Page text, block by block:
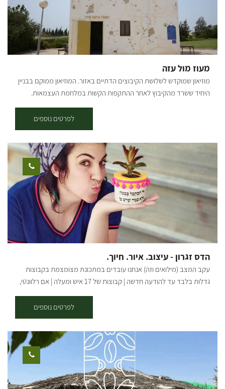
ושעות פתיחה - א'-ו'. נדרשת הרשמה מראש.[gallery
ids="29775,29777,29779,29781,29785,29787"]
מעוז מול עזה
מוזיאון שמוקדש לשלושת הקיבוצים הדתיים באזור. המוזיאון ממוקם בבניין
היחיד ששרד מהקיבוץ לאחר ההתקפות הקשות במלחמת העצמאות.
העצמאות: בארות יצחק, כפר דרום וסעד. בית הביטחון הישן של קבוץ סעד,
שופץ, ומשמש כיום כאתר פעיל, המספר את סיפור המאבק על האזור,
מלפני קום המדינה, ועד לאירועי מלחמת חרבות ברזל. בחצר האתר
מצויים שרידי סככת ההתכנסות, שנהרסה במלחמה, וכן דגם מוקטן של
הקיבוץ לפני המלחמה. בקומת הקרקע המונגשת, מוצג סרטון המספר על
הקמת הישוב, מפי הותיקים. בגג המבנה תצפית על האזור ורצועת עזה.
מכאן מובנים יותר, סיפורם של הישובים וארועי המלחמה. ההגעה לאתר
דרך כביש הגישה לכפר עזה ופניה שמאלה, דרומה, בכביש שדות עד לחנית
האתר. הביקור באתר בתשלום ובתיאום מראש בלבד.
לפרטים נוספים
הדס זגרון - עיצוב. איור. חיוך.
עקב המצב (מילואים וזה) אנחנו עובדים במתכונת מצומצמת בקבוצות
גדלות בלבד עד להודעה חדשה | קבוצות של 17 איש ומעלה | אם רלוונטי,
לסטודיו המהמם שלנו במושב תקומה – סדנאות, מוצרי בטון, עץ, קקטוסים
והפתעות! בואו לשתול קקטוסים וסוקולנטים מבית האריזה, לקנות מתנות
מיוחדות בחנות, להזמין סדנה זוגית או משפחתית באווירה של כיף! בסטודיו
מתקיימות סדנאות שונות בהתאם לבקשתכם; סדנאות מוצרי בטון -
עציצים בגדלים שונים, שלט לדלת, שעונים, תחתית לסיר ועוד. סדנאות
מוצרי עץ - מדף תלוי, תמונת חוטים דקורטיבית, קוביות השראה, מתלה
פותחן בירות, תחתיות לקפה ועוד. מוזיקה | פינת קפה | שירותים במקום
לפרטים נוספים